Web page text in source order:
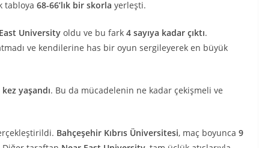
tabloya 68-66’lık bir skorla yerleşti.
University oldu ve bu fark 4 sayıya kadar çıktı.
ve kendilerine has bir oyun sergileyerek en büyük
kez yaşandı. Bu da mücadelenin ne kadar çekişmeli ve
Bahçeşehir Kıbrıs Üniversitesi, maç boyunca 9